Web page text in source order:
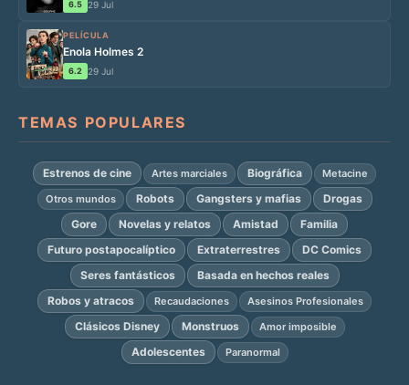
6.5 29 Jul
PELÍCULA
Enola Holmes 2
6.2 29 Jul
TEMAS POPULARES
Estrenos de cine Artes marciales Biográfica
Metacine
Otros mundos
Robots Gangsters y mafias
Drogas
Gore
Novelas y relatos Amistad
Familia
Futuro postapocalíptico
Extraterrestres
DC Comics
Seres fantásticos
Basada en hechos reales
Robos y atracos
Recaudaciones Asesinos Profesionales
Clásicos Disney Monstruos Amor imposible
Adolescentes Paranormal